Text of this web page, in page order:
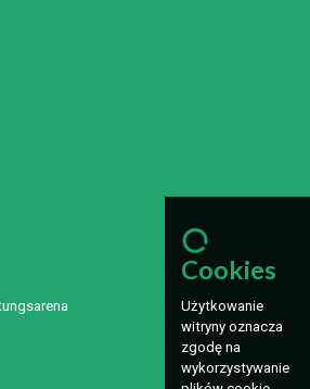
Cookies
Użytkowanie
witryny oznacza
zgodę na
wykorzystywanie